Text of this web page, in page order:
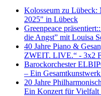
Kolosseum zu Lübeck:
2025" in Lübeck
Greenpeace
die Angst” mit Louisa
40 Jahre Piano &
ZWEIT. LIVE.“ - 3x2
Barockorchester
– Ein
20 Jahre
Ein Konzert für Vielfalt